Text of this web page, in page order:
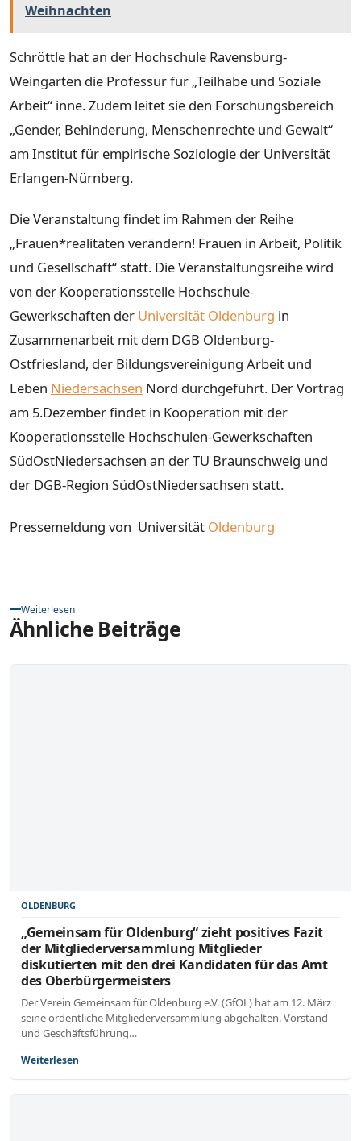
Weihnachten
Schröttle hat an der Hochschule Ravensburg-
Weingarten die Professur für „Teilhabe und Soziale
Arbeit“ inne. Zudem leitet sie den Forschungsbereich
„Gender, Behinderung, Menschenrechte und Gewalt“
am Institut für empirische Soziologie der Universität
Erlangen-Nürnberg.
Die Veranstaltung findet im Rahmen der Reihe
„Frauen*realitäten verändern! Frauen in Arbeit, Politik
und Gesellschaft“ statt. Die Veranstaltungsreihe wird
von der Kooperationsstelle Hochschule-
Gewerkschaften der Universität Oldenburg in
Zusammenarbeit mit dem DGB Oldenburg-
Ostfriesland, der Bildungsvereinigung Arbeit und
Leben Niedersachsen Nord durchgeführt. Der Vortrag
am 5.Dezember findet in Kooperation mit der
Kooperationsstelle Hochschulen-Gewerkschaften
SüdOstNiedersachsen an der TU Braunschweig und
der DGB-Region SüdOstNiedersachsen statt.
Pressemeldung von Universität Oldenburg
Weiterlesen
Ähnliche Beiträge
OLDENBURG
„Gemeinsam für Oldenburg“ zieht positives Fazit
der Mitgliederversammlung Mitglieder
diskutierten mit den drei Kandidaten für das Amt
des Oberbürgermeisters
Der Verein Gemeinsam für Oldenburg e.V. (GfOL) hat am 12. März
seine ordentliche Mitgliederversammlung abgehalten. Vorstand
und Geschäftsführung…
Weiterlesen